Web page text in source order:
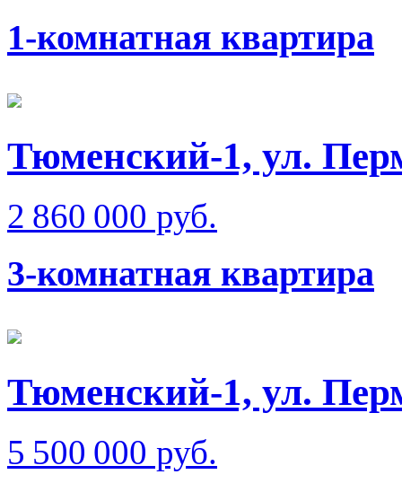
1-комнатная квартира
Тюменский-1, ул.
2 860 000 руб.
3-комнатная квартира
Тюменский-1, ул.
5 500 000 руб.